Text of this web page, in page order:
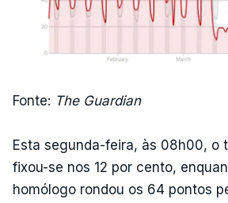
Fonte: The Guardian
Esta segunda-feira, às 08h00, o
fixou-se nos 12 por cento,
homólogo rondou os 64 pontos